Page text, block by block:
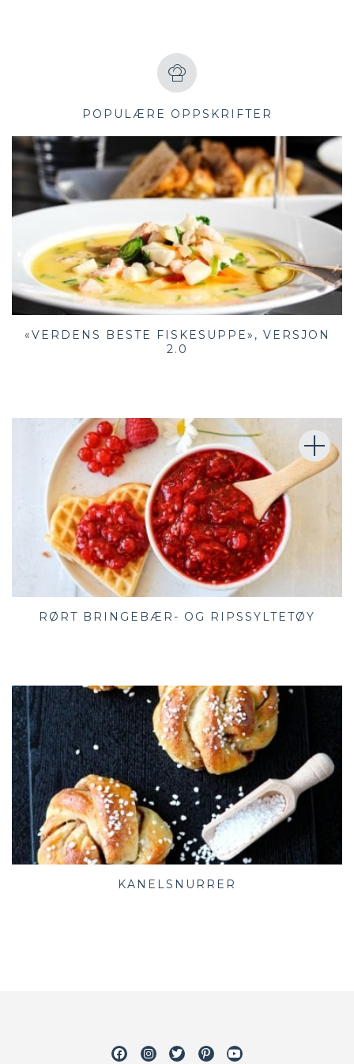
POPULÆRE OPPSKRIFTER
«VERDENS BESTE FISKESUPPE», VERSJON
2.0
RØRT BRINGEBÆR- OG RIPSSYLTETØY
KANELSNURRER
FacebookInstagram
TwitterPinterestYoutube